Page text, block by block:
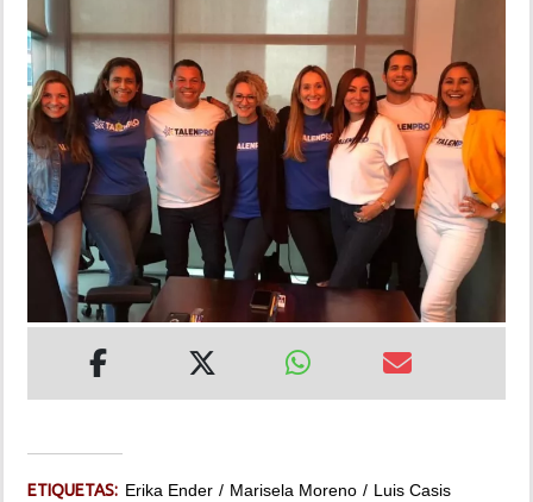
DEPORTES
MUNDO
INSÓLITAS
MULTIMEDIA
IMPRESO
ETIQUETAS: Erika Ender Marisela Moreno
Luis Casis